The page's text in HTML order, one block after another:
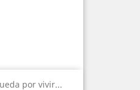
por vivir...